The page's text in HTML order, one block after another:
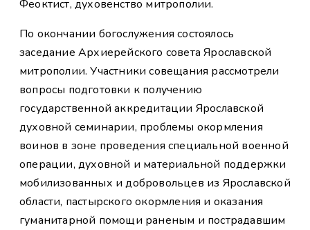
Феоктист, духовенство митрополии.
По окончании богослужения состоялось
заседание Архиерейского совета Ярославской
митрополии. Участники совещания рассмотрели
вопросы подготовки к получению
государственной аккредитации Ярославской
духовной семинарии, проблемы окормления
воинов в зоне проведения специальной военной
операции, духовной и материальной поддержки
мобилизованных и добровольцев из Ярославской
области, пастырского окормления и оказания
гуманитарной помощи раненым и пострадавшим